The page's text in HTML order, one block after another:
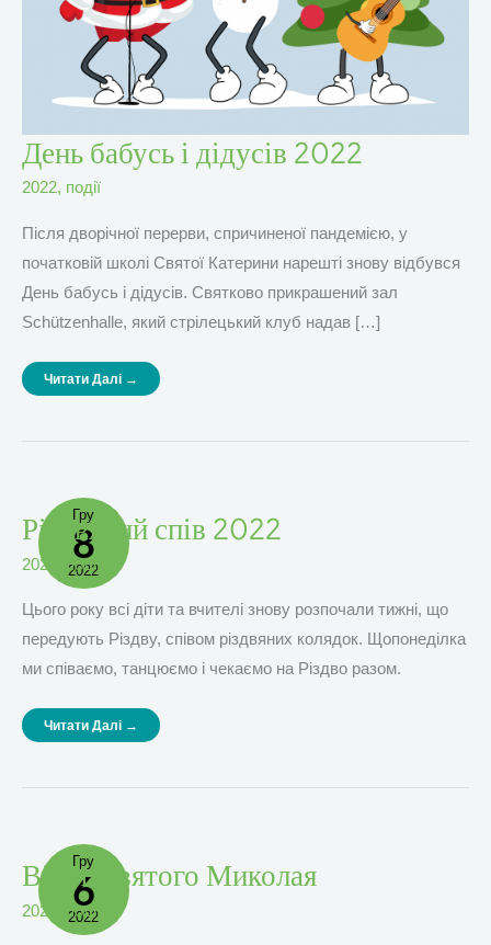
День бабусь і дідусів 2022
2022, події
Після дворічної перерви, спричиненої пандемією, у
початковій школі Святої Катерини нарешті знову відбувся
День бабусь і дідусів. Святково прикрашений зал
Schützenhalle, який стрілецький клуб надав […]
День
Бабусь
І
2022
Читати Далі →
Гру
8
2022
Різдвяний спів 2022
2022 події
Цього року всі діти та вчителі знову розпочали тижні, що
передують Різдву, співом різдвяних колядок. Щопонеділка
ми співаємо, танцюємо і чекаємо на Різдво разом.
Різдвяний
Спів
Читати Далі →
Гру
6
2022
Візит Святого Миколая
2022 події
Візит
Святого
Миколая